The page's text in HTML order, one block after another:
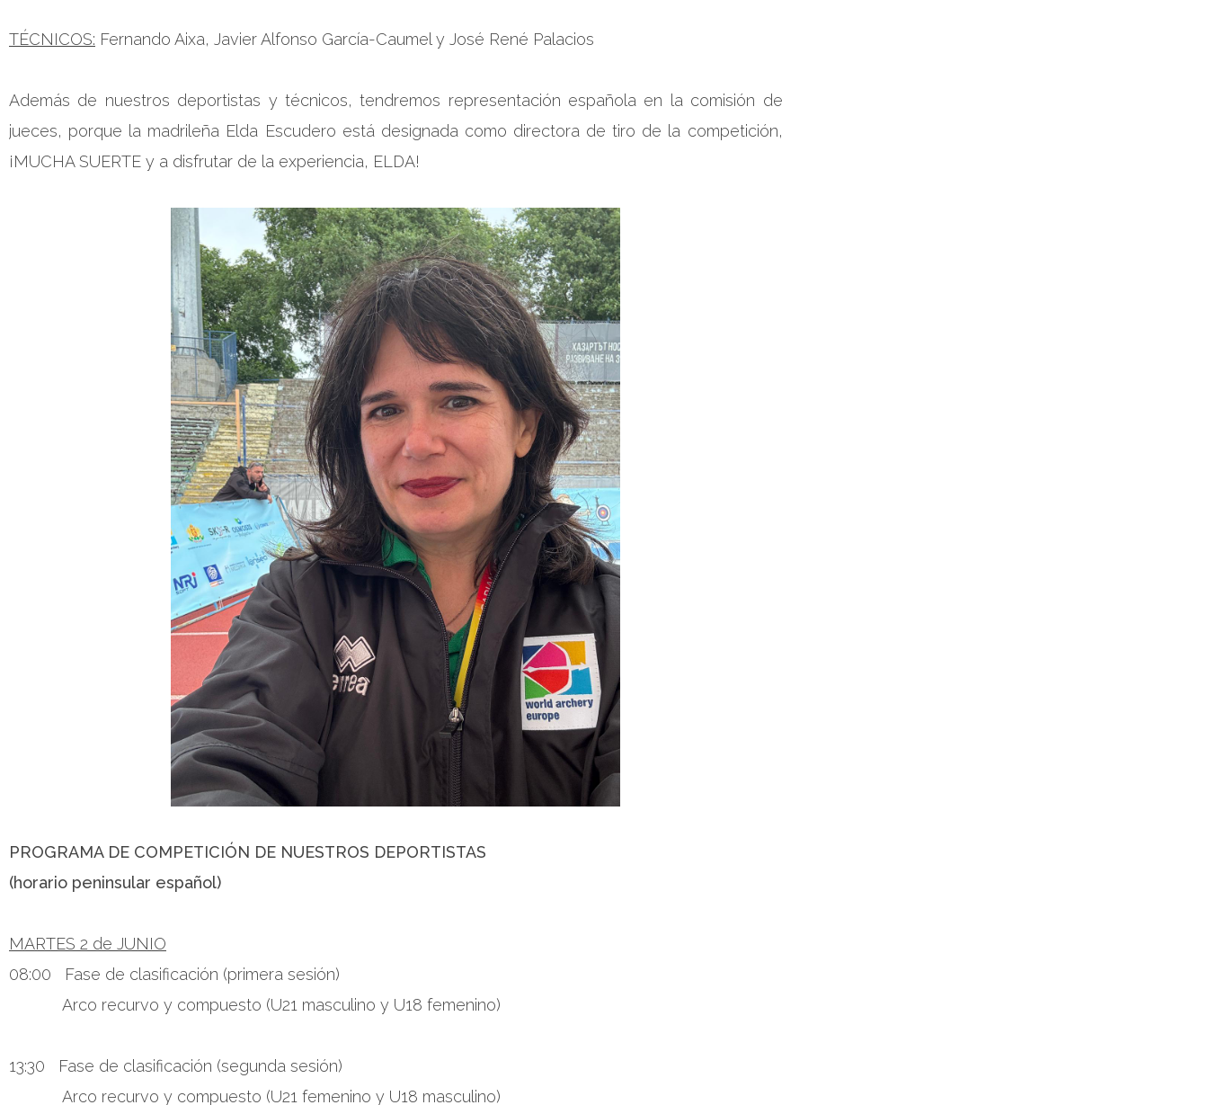
TÉCNICOS: Fernando Aixa, Javier Alfonso García-Caumel y José René Palacios
Además de nuestros deportistas y técnicos, tendremos representación española en la comisión de
jueces, porque la madrileña Elda Escudero está designada como directora de tiro de la competición,
¡MUCHA SUERTE y a disfrutar de la experiencia, ELDA!
PROGRAMA DE COMPETICIÓN DE NUESTROS DEPORTISTAS
(horario peninsular español)
MARTES 2 de JUNIO
08:00 Fase de clasificación (primera sesión)
Arco recurvo y compuesto (U21 masculino y U18 femenino)
13:30 Fase de clasificación (segunda sesión)
Arco recurvo y compuesto (U21 femenino y U18 masculino)